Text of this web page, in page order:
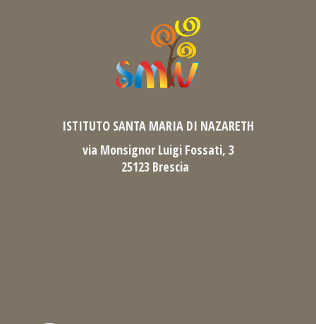
ISTITUTO SANTA MARIA DI NAZARETH
via Monsignor Luigi Fossati, 3
25123 Brescia